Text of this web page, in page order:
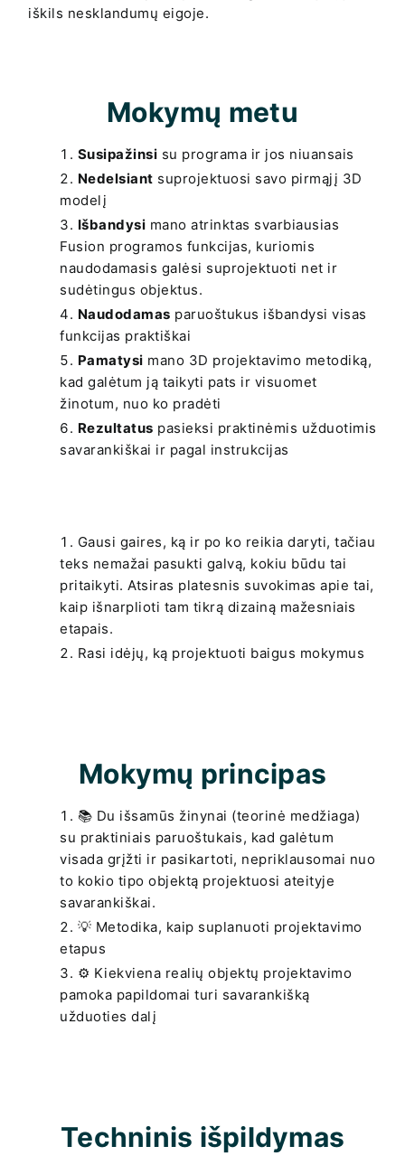
iškils nesklandumų eigoje.
Mokymų metu
Susipažinsi su programa ir jos niuansais
Nedelsiant suprojektuosi savo pirmąjį 3D
modelį
Išbandysi mano atrinktas svarbiausias
Fusion programos funkcijas, kuriomis
naudodamasis galėsi suprojektuoti net ir
sudėtingus objektus.
Naudodamas paruoštukus išbandysi visas
funkcijas praktiškai
Pamatysi mano 3D projektavimo metodiką,
kad galėtum ją taikyti pats ir visuomet
žinotum, nuo ko pradėti
Rezultatus pasieksi praktinėmis užduotimis
savarankiškai ir pagal instrukcijas
Gausi gaires, ką ir po ko reikia daryti, tačiau
teks nemažai pasukti galvą, kokiu būdu tai
pritaikyti. Atsiras platesnis suvokimas apie tai,
kaip išnarplioti tam tikrą dizainą mažesniais
etapais.
Rasi idėjų, ką projektuoti baigus mokymus
Mokymų principas
📚 Du išsamūs žinynai (teorinė medžiaga)
su praktiniais paruoštukais, kad galėtum
visada grįžti ir pasikartoti, nepriklausomai nuo
to kokio tipo objektą projektuosi ateityje
savarankiškai.
💡 Metodika, kaip suplanuoti projektavimo
etapus
⚙️ Kiekviena realių objektų projektavimo
pamoka papildomai turi savarankišką
užduoties dalį
Techninis išpildymas